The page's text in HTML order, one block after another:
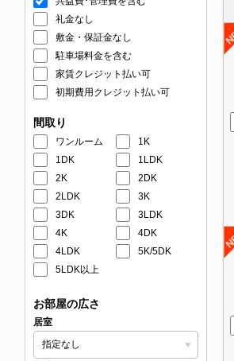
礼金なし
敷金・保証金なし
駐車場料金を含む
家賃クレジット払い可
初期費用クレジット払い可
間取り
ワンルーム
1K
1DK
1LDK
2K
2DK
2LDK
3K
3DK
3LDK
4K
4DK
4LDK
5K/5DK
5LDK以上
お部屋の広さ
居室